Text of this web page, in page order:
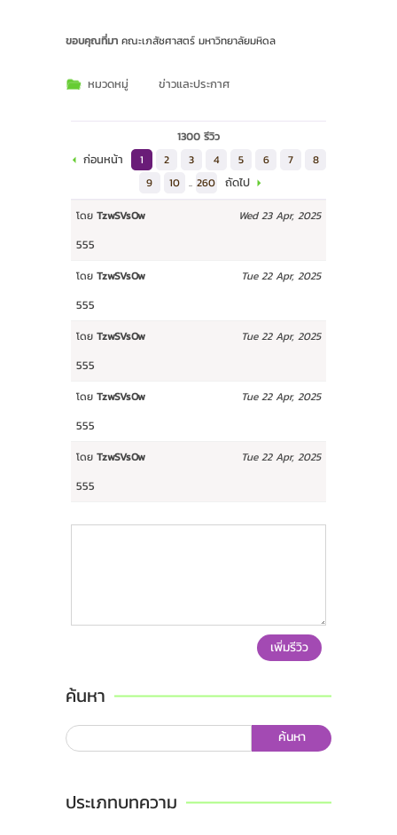
ขอบคุณที่มา คณะเภสัชศาสตร์ มหาวิทยาลัยมหิดล
หมวดหมู่ ข่าวและประกาศ
1300 รีวิว
ก่อนหน้า 1 2 3 4 5 6 7
8
9
10 .. 260 ถัดไป
โดย TzwSVsOw Wed 23 Apr, 2025
555
โดย TzwSVsOw Tue 22 Apr, 2025
555
โดย TzwSVsOw Tue 22 Apr, 2025
555
โดย TzwSVsOw Tue 22 Apr, 2025
555
โดย TzwSVsOw Tue 22 Apr, 2025
555
เพิ่มรีวิว
ค้นหา
ค้นหา
ประเภทบทความ